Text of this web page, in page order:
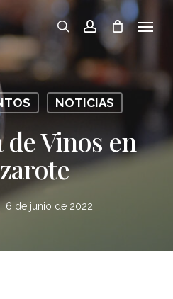
searchaccount
Menu
NOTICIAS
de Vinos en
6 de junio de 2022